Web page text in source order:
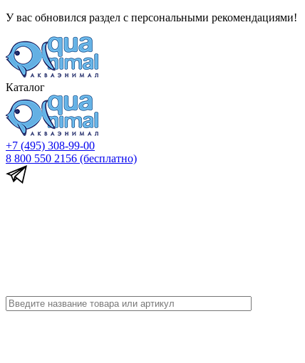
У вас обновился раздел с персональными рекомендациями!
Каталог
+7 (495) 308-99-00
8 800 550 2156 (бесплатно)